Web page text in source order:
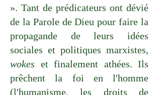
». Tant de prédicateurs ont dévié
de la Parole de Dieu pour faire la
propagande de leurs idées
sociales et politiques marxistes,
wokes et finalement athées. Ils
prêchent la foi en l'homme
(l'humanisme, les droits de